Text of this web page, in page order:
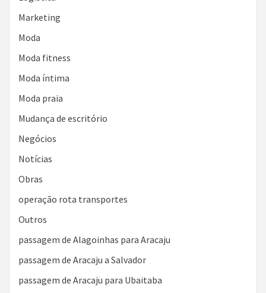
Marketing
Moda
Moda fitness
Moda íntima
Moda praia
Mudança de escritório
Negócios
Notícias
Obras
operação rota transportes
Outros
passagem de Alagoinhas para Aracaju
passagem de Aracaju a Salvador
passagem de Aracaju para Ubaitaba